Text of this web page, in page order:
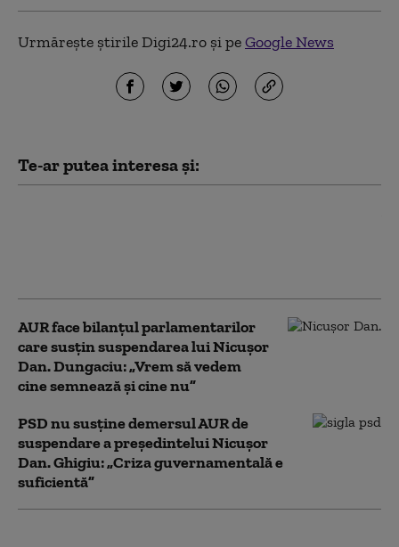
Urmărește știrile Digi24.ro și peGoogle News
Te-ar putea interesa și:
AUR face bilanțul parlamentarilor
care susțin suspendarea lui Nicușor
Dan. Dungaciu: „Vrem să vedem
cine semnează și cine nu”
PSD nu susține demersul AUR de
suspendare a președintelui Nicușor
Dan. Ghigiu: „Criza guvernamentală e
suficientă”